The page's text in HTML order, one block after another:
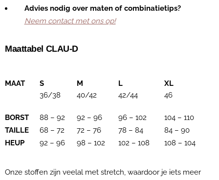
Advies nodig over maten of combinatietips?
Neem contact met ons op!
Maattabel CLAU-D
MAAT S M L
XL
36/38
40/42 42/44 46
BORST 88 – 92 92 – 96 96 – 102
104 – 110
TAILLE
68 – 72 72 – 76 78 – 84
84 – 90
HEUP
92 – 96 98 – 102 102 – 108 108 – 104
Onze stoffen zijn veelal met stretch, waardoor je iets meer